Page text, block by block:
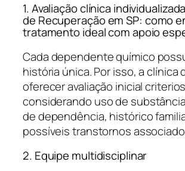
1. Avaliação clínica
de Recuperação em SP: como
tratamento ideal com apoio
Cada dependente químico
história única. Por isso, a clínica
oferecer avaliação inicial
considerando uso de
de dependência, histórico
possíveis transtornos
2. Equipe multidisciplinar